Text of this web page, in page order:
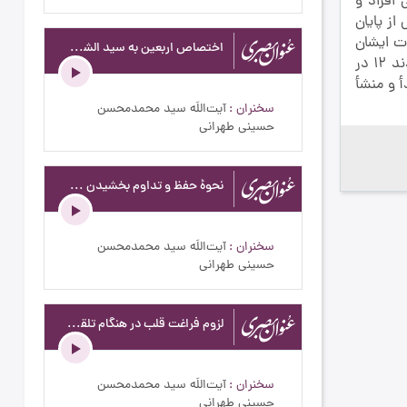
از پايان
ايشان
تنها در صور و اشكال مي‌باشد 11 برخي از علماء و فضلا در زمان رضاشاه عمامه از سر برداشته ملبّس به لباس كفار و دشمنان اسلام شدند 12 در
و منشأ
اختصاص اربعین به سید الشهداء علیه السلام - عنوان بصری - خسران وبطالت عمر - ج115
سخنران آیت‌اللَه سید محمدمحسن
حسینی طهرانی
نحوۀ حفظ و تداوم بخشیدن به حالات معنوی - عنوان بصری - خسران وبطالت عمر - ج123
سخنران آیت‌اللَه سید محمدمحسن
حسینی طهرانی
لزوم فراغت قلب در هنگام تلقی و دریافت مطالب اولیاء خدا - عنوان بصری - فراغت قلب در مقابل دستورات اولیا الهی - ج153
سخنران آیت‌اللَه سید محمدمحسن